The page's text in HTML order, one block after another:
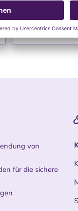
DETAILS &
von
für die sichere